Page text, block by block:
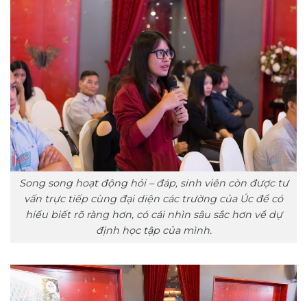
Song song hoạt động hỏi – đáp, sinh viên còn được tư
vấn trực tiếp cùng đại diện các trường của Úc để có
hiểu biết rõ ràng hơn, có cái nhìn sâu sắc hơn về dự
định học tập của mình.